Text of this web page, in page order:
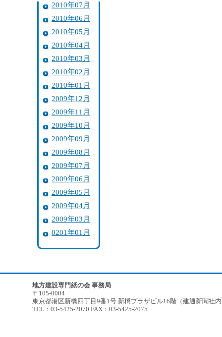
2010年07月
2010年06月
2010年05月
2010年04月
2010年03月
2010年02月
2010年01月
2009年12月
2009年11月
2009年10月
2009年09月
2009年08月
2009年07月
2009年06月
2009年05月
2009年04月
2009年03月
0201年01月
地方建設専門紙の会 事務局
〒105-0004
東京都港区新橋四丁目9番1号 新橋プラザビル16階（建通新聞社
TEL：03-5425-2070 FAX：03-5425-2075